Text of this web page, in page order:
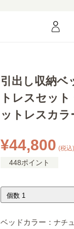
引出し収納ベ
トレスセッ
ットレスカラ
¥44,800 (税込)
448ポイント
ベッドカラー： ナチ